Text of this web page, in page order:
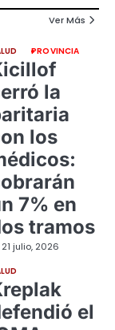
Ver Más
PROVINCIA
la
los
7% en
tramos
21 julio, 2026
el